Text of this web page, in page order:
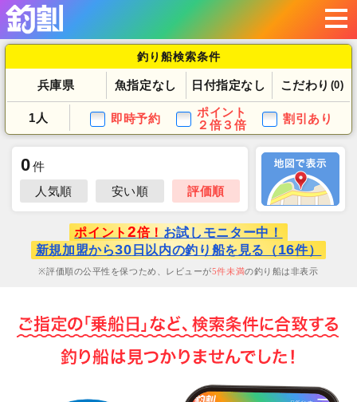
釣り船検索条件
兵庫県 魚指定なし 日付指定なし こだわり (0)
1人 即時予約
ポイント
２倍３倍
割引あり
0件
人気順
安い順 評価順
ポイント 2倍！ お試しモニター中！
新規加盟から30 日以内の釣り船を見る（16件）
評価順の公平性を保つため、レビューが5件未満の釣り船は非表示